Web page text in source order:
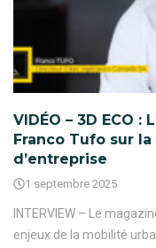
VIDÉO – 3D ECO
Franco Tufo sur
d’entreprise
1 septembre 2025
INTERVIEW – Le
enjeux de la mobilité